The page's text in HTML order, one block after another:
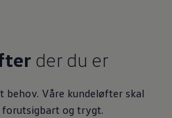
der du er
Våre kundeløfter skal
og trygt.